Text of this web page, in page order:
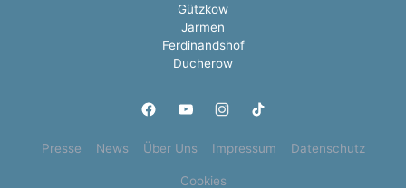
Gützkow
Jarmen
Ferdinandshof
Ducherow
Presse News Über Uns Impressum Datenschutz
Cookies